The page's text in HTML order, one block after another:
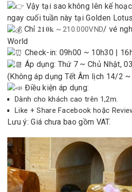
Vậy tại sao không lên kế
ngay cuối tuần này tại Golden
Chỉ 𝟐𝟏𝟎𝐤 ~ 210.000VND/ vé
World
Check-in: 09h00 ~ 10h30 |
Áp dụng: Thứ 7 ~ Chủ Nhật,
(Không áp dụng Tết Âm lịch 14/2
Điều kiện áp dụng:
Dành cho khách cao trên 1,2m.
Like + Share Facebook hoặc
Lưu ý: Giá chưa bao gồm VAT.